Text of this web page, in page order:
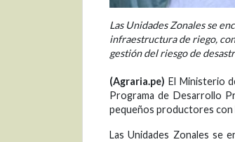
Las Unidades Zonales se
infraestructura de riego,
gestión del riesgo de
(Agraria.pe) El Ministerio
Programa de Desarrollo
pequeños productores con
Las Unidades Zonales se